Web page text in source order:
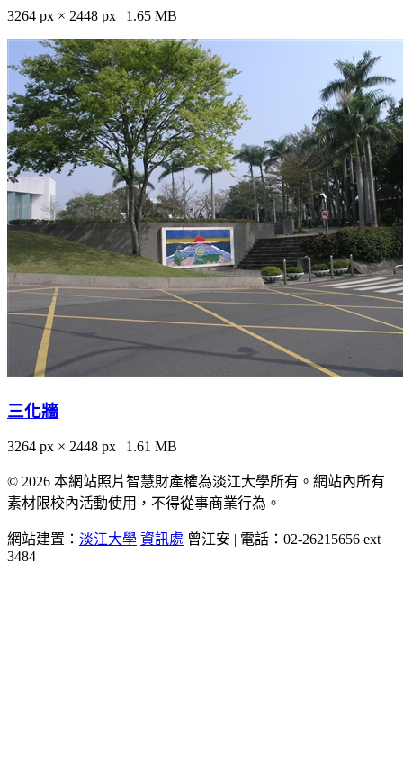
3264 px × 2448 px | 1.65 MB
三化牆
3264 px × 2448 px | 1.61 MB
© 2026 本網站照片智慧財產權為淡江大學所有。網站內所有
素材限校內活動使用，不得從事商業行為。
網站建置： 淡江大學 資訊處 曾江安 | 電話：02-26215656 ext
3484